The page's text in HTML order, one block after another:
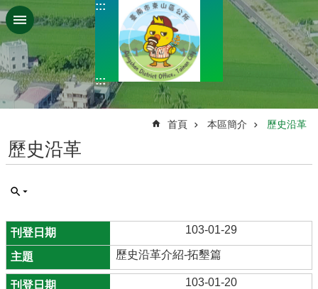
跳到主要內容區塊
:::
:::
首頁 本區簡介 歷史沿革
歷史沿革
103-01-29
歷史沿革介紹-拓墾篇
103-01-20